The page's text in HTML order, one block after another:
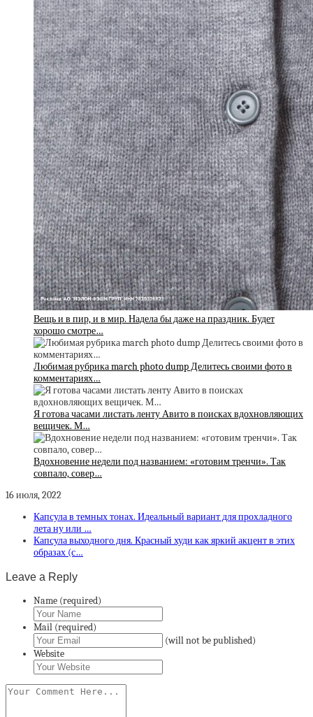
Вещь и в пир, и в мир. Надела бы даже на праздник. Будет
хорошо смотре…
Любимая рубрика march photo dump Делитесь своими фото в
комментариях…
Я готова часами листать ленту Авито в поисках вдохновляющих
вещичек. М…
Вдохновение недели под названием: «готовим тренчи». Так
совпало, совер…
16 июля, 2022
Капсула в темных тонах. Идеальный вариант для прохладного
лета ну или …
Капсула выходного дня. Красный худи как яркий акцент в этих
образах (с…
Leave a Reply
Name (required)
Mail (required)
(will not be published)
Website